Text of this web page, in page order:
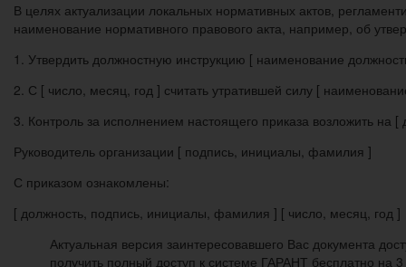
В целях актуализации локальных нормативных актов,
наименование нормативного правового акта, например, об
1. Утвердить должностную инструкцию [ наименование
2. С [ число, месяц, год ] считать утратившей силу [
3. Контроль за исполнением настоящего приказа возложить на
Руководитель организации [ подпись, инициалы, фамилия ]
С приказом ознакомлены:
[ должность, подпись, инициалы, фамилия ] [ число, месяц, год ]
Актуальная версия заинтересовавшего Вас документа
получить полный доступ к системе ГАРАНТ бесплатно на